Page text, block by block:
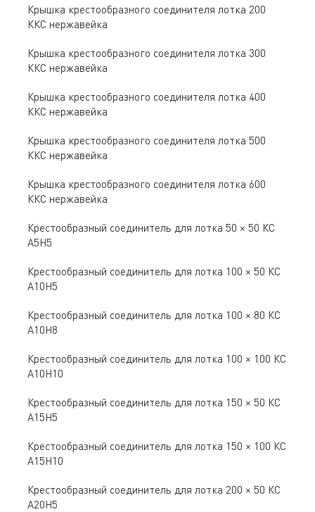
Крышка крестообразного соединителя лотка 200
ККС нержавейка
Крышка крестообразного соединителя лотка 300
ККС нержавейка
Крышка крестообразного соединителя лотка 400
ККС нержавейка
Крышка крестообразного соединителя лотка 500
ККС нержавейка
Крышка крестообразного соединителя лотка 600
ККС нержавейка
Крестообразный соединитель для лотка 50 × 50 КС
А5Н5
Крестообразный соединитель для лотка 100 × 50 КС
А10Н5
Крестообразный соединитель для лотка 100 × 80 КС
А10Н8
Крестообразный соединитель для лотка 100 × 100 КС
А10Н10
Крестообразный соединитель для лотка 150 × 50 КС
А15Н5
Крестообразный соединитель для лотка 150 × 100 КС
А15Н10
Крестообразный соединитель для лотка 200 × 50 КС
А20Н5